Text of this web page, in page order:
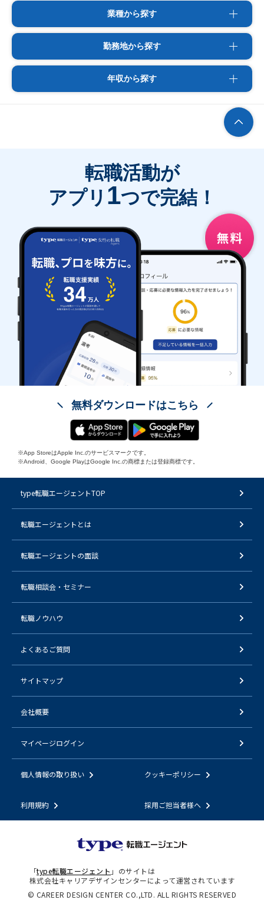
業種から探す
勤務地から探す
年収から探す
転職活動が
アプリ 1つで完結！
無料ダウンロードはこちら
※App StoreはApple Inc.のサービスマークです。
※Android、Google PlayはGoogle Inc.の商標または登録商標です。
type転職エージェントTOP
転職エージェントとは
転職エージェントの面談
転職相談会・セミナー
転職ノウハウ
よくあるご質問
サイトマップ
会社概要
マイページログイン
個人情報の取り扱い クッキーポリシー
利用規約 採用ご担当者様へ
「type転職エージェント 」のサイトは
株式会社キャリアデザインセンターによって運営されています
© CAREER DESIGN CENTER CO.,LTD. ALL RIGHTS RESERVED